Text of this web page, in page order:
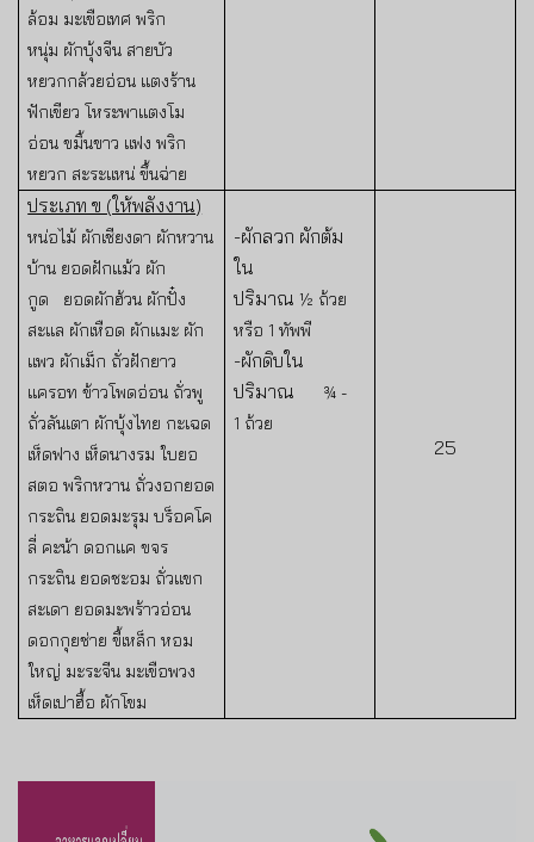
ล้อม มะเขือเทศ พริก
หนุ่ม ผักบุ้งจีน สายบัว
หยวกกล้วยอ่อน แตงร้าน
ฟักเขียว โหระพาแตงโม
อ่อน ขมิ้นขาว แฟง พริก
หยวก สะระแหน่ ขึ้นฉ่าย
ประเภท ข (ให้พลังงาน)
หน่อไม้ ผักเชียงดา ผักหวาน
บ้าน ยอดฝักแม้ว ผัก
กูด
ยอดผักฮ้วน ผักปั๋ง
สะแล ผักเหือด ผักแมะ ผัก
แพว ผักเม็ก ถั่วฝักยาว
แครอท ข้าวโพดอ่อน ถั่วพู
ถั่วลันเตา ผักบุ้งไทย กะเฉด
เห็ดฟาง เห็ดนางรม ใบยอ
สตอ พริกหวาน ถั่วงอกยอด
กระถิน ยอดมะรุม บร็อคโค
ลี่ คะน้า ดอกแค ขจร
กระถิน ยอดชะอม ถั่วแขก
สะเดา ยอดมะพร้าวอ่อน
ดอกกุยช่าย ขี้เหล็ก หอม
ใหญ่ มะระจีน มะเขือพวง
เห็ดเปาฮื้อ ผักโขม
-ผักลวก ผักต้ม
ใน
ปริมาณ ½ ถ้วย
หรือ 1ทัพพี
-ผักดิบใน
ปริมาณ
¾ -
1 ถ้วย
25